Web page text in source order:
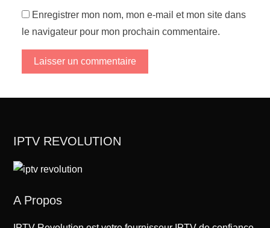
Enregistrer mon nom, mon e-mail et mon site dans
le navigateur pour mon prochain commentaire.
IPTV REVOLUTION
A Propos